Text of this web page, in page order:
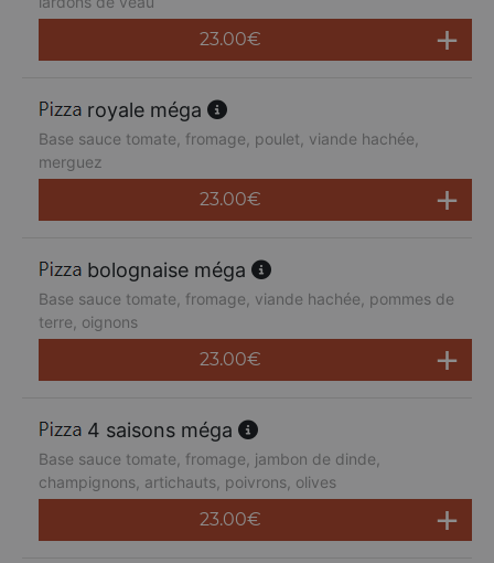
23.00€
royale méga
Base sauce tomate, fromage, poulet, viande hachée,
merguez
23.00€
bolognaise méga
Base sauce tomate, fromage, viande hachée, pommes de
terre, oignons
23.00€
4 saisons méga
Base sauce tomate, fromage, jambon de dinde,
champignons, artichauts, poivrons, olives
23.00€